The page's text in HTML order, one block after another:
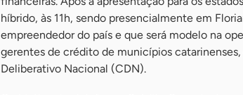
híbrido, às 11h, sendo presencialmente em
empreendedor do país e que será modelo na
gerentes de crédito de municípios
Deliberativo Nacional (CDN).